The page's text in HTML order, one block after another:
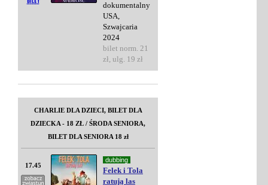
dokumentalny
USA,
Szwajcaria
2024
bilet norm. 21
zł, ulg. 19 zł
CHARLIE DLA DZIECI, BILET DLA
DZIECKA - 18 ZŁ / ŚRODA SENIORA,
BILET DLA SENIORA 18 zł
17.45
dubbing
Felek i Tola
ratują las